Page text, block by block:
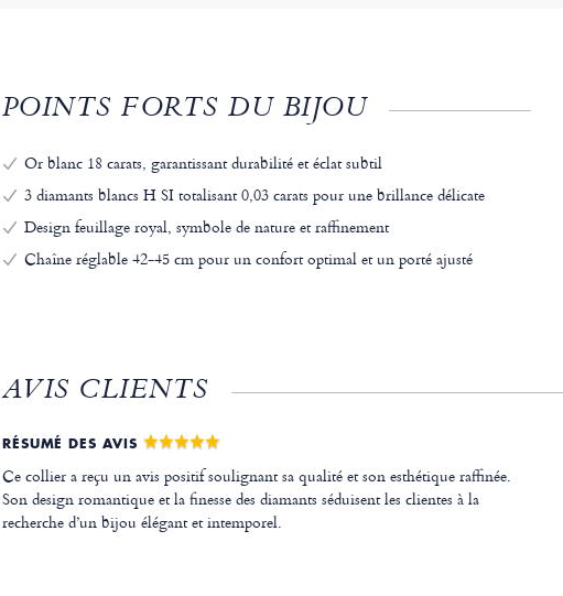
POINTS FORTS DU BIJOU
Or blanc 18 carats, garantissant durabilité et éclat subtil
3 diamants blancs H SI totalisant 0,03 carats pour une brillance délicate
Design feuillage royal, symbole de nature et raffinement
Chaîne réglable 42-45 cm pour un confort optimal et un porté ajusté
AVIS CLIENTS
RÉSUMÉ DES AVIS
Ce collier a reçu un avis positif soulignant sa qualité et son esthétique raffinée.
Son design romantique et la finesse des diamants séduisent les clientes à la
recherche d’un bijou élégant et intemporel.